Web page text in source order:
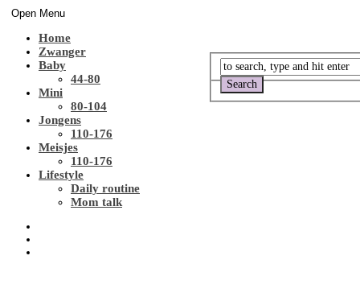
Open Menu
Home
Zwanger
Baby
44-80
Mini
80-104
Jongens
110-176
Meisjes
110-176
Lifestyle
Daily routine
Mom talk